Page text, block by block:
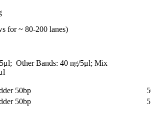
for ~ 80-200 lanes)
Other Bands: 40 ng/5μl; Mix
50bp
50bp